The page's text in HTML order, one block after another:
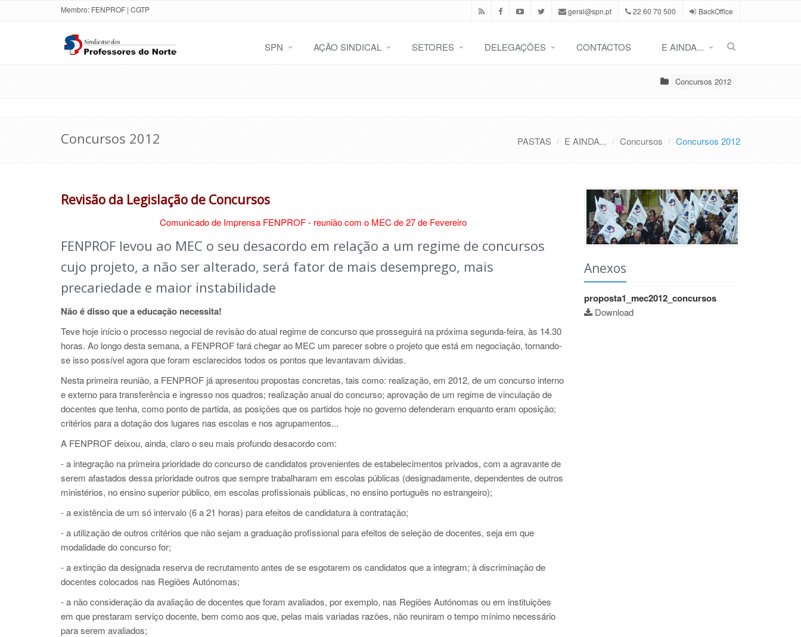
Membro: FENPROF | CGTP geral@spn.pt 22 60 70 500 BackOffice
SPN AÇÃO SINDICAL SETORES DELEGAÇÕES CONTACTOS E AINDA...
Concursos 2012
Concursos 2012 PASTAS E AINDA... Concursos Concursos 2012
Revisão da Legislação de Concursos
Comunicado de Imprensa FENPROF - reunião com o MEC de 27 de Fevereiro
FENPROF levou ao MEC o seu desacordo em relação a um regime de concursos
cujo projeto, a não ser alterado, será fator de mais desemprego, mais
precariedade e maior instabilidade
Não é disso que a educação necessita!
Teve hoje início o processo negocial de revisão do atual regime de concurso que prosseguirá na próxima segunda-feira, às 14.30
horas. Ao longo desta semana, a FENPROF fará chegar ao MEC um parecer sobre o projeto que está em negociação, tornando-
se isso possível agora que foram esclarecidos todos os pontos que levantavam dúvidas.
Nesta primeira reunião, a FENPROF já apresentou propostas concretas, tais como: realização, em 2012, de um concurso interno
e externo para transferência e ingresso nos quadros; realização anual do concurso; aprovação de um regime de vinculação de
docentes que tenha, como ponto de partida, as posições que os partidos hoje no governo defenderam enquanto eram oposição;
critérios para a dotação dos lugares nas escolas e nos agrupamentos...
A FENPROF deixou, ainda, claro o seu mais profundo desacordo com:
- a integração na primeira prioridade do concurso de candidatos provenientes de estabelecimentos privados, com a agravante de
serem afastados dessa prioridade outros que sempre trabalharam em escolas públicas (designadamente, dependentes de outros
ministérios, no ensino superior público, em escolas profissionais públicas, no ensino português no estrangeiro);
- a existência de um só intervalo (6 a 21 horas) para efeitos de candidatura à contratação;
- a utilização de outros critérios que não sejam a graduação profissional para efeitos de seleção de docentes, seja em que
modalidade do concurso for;
- a extinção da designada reserva de recrutamento antes de se esgotarem os candidatos que a integram; à discriminação de
docentes colocados nas Regiões Autónomas;
- a não consideração da avaliação de docentes que foram avaliados, por exemplo, nas Regiões Autónomas ou em instituições
em que prestaram serviço docente, bem como aos que, pelas mais variadas razões, não reuniram o tempo mínimo necessário
para serem avaliados;
Anexos
proposta1_mec2012_concursos
Download